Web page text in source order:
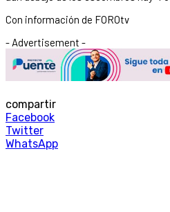
Con información de FOROtv
- Advertisement -
compartir
Facebook
Twitter
WhatsApp